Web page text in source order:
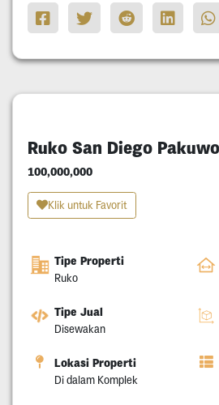
Ruko San Diego
100,000,000
Klik untuk Favorit
Tipe Properti
Ruko
Tipe Jual
Disewakan
Lokasi Properti
Di dalam Komplek